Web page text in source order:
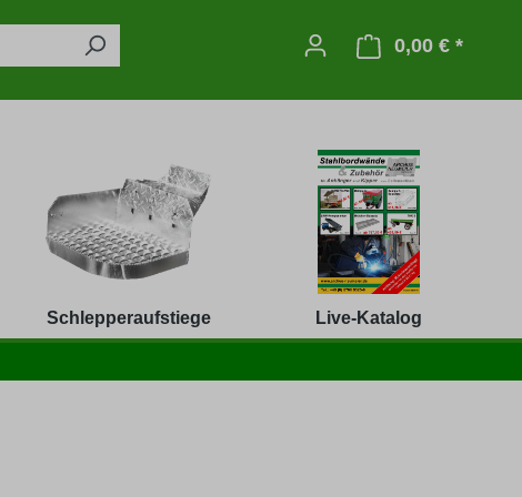
0,00 € *
Schlepperaufstiege Live-Katalog